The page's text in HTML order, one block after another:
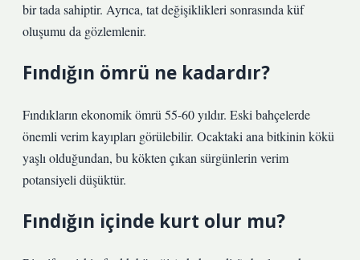
bir tada sahiptir. Ayrıca, tat değişiklikleri sonrasında küf
oluşumu da gözlemlenir.
Fındığın ömrü ne kadardır?
Fındıkların ekonomik ömrü 55-60 yıldır. Eski bahçelerde
önemli verim kayıpları görülebilir. Ocaktaki ana bitkinin kökü
yaşlı olduğundan, bu kökten çıkan sürgünlerin verim
potansiyeli düşüktür.
Fındığın içinde kurt olur mu?